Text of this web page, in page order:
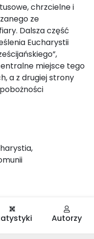
chrzcielne i
ze
Dalsza część
Eucharystii
miejsce tego
a z drugiej strony
Autorzy